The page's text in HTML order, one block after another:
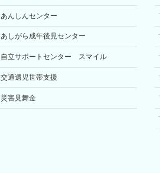
あんしんセンター
あしがら成年後見センター
自立サポートセンター スマイル
交通遺児世帯支援
災害見舞金